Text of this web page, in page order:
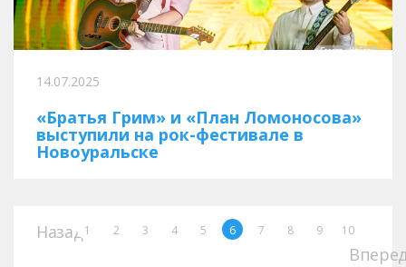
14.07.2025
«Братья Грим» и «План Ломоносова»
выступили на рок-фестивале в
Новоуральске
Назад 1 2 3 4 5 6 7 8 9 10